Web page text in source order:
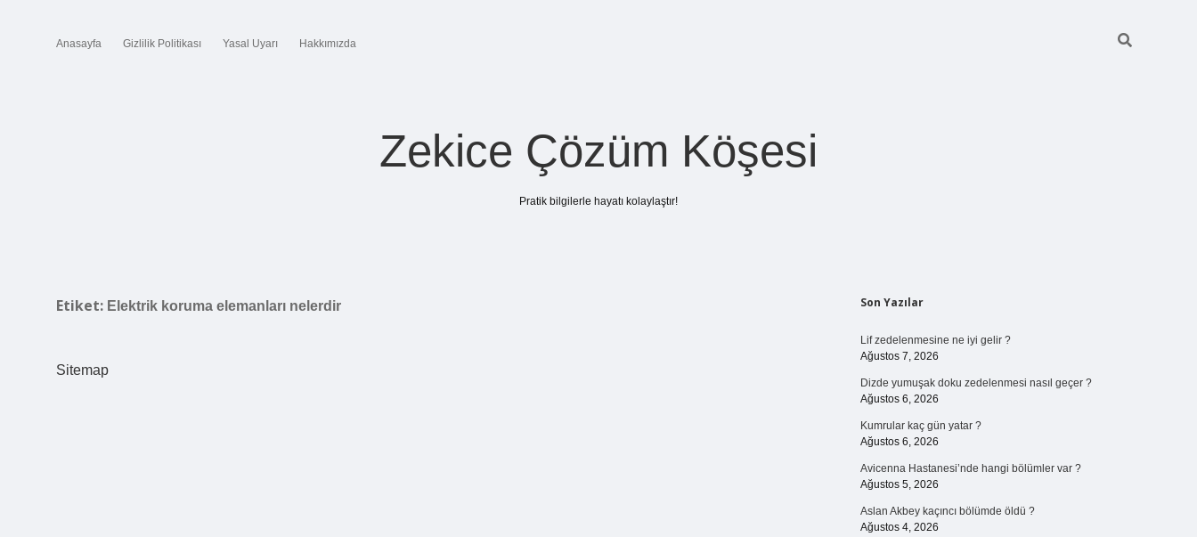
Anasayfa Gizlilik Politikası Yasal Uyarı Hakkımızda
Zekice Çözüm Köşesi
Pratik bilgilerle hayatı kolaylaştır!
Etiket: Elektrik koruma elemanları nelerdir
Sitemap
Sidebar
Son Yazılar
Lif zedelenmesine ne iyi gelir ?
Ağustos 7, 2026
Dizde yumuşak doku zedelenmesi nasıl geçer ?
Ağustos 6, 2026
Kumrular kaç gün yatar ?
Ağustos 6, 2026
Avicenna Hastanesi’nde hangi bölümler var ?
Ağustos 5, 2026
Aslan Akbey kaçıncı bölümde öldü ?
Ağustos 4, 2026